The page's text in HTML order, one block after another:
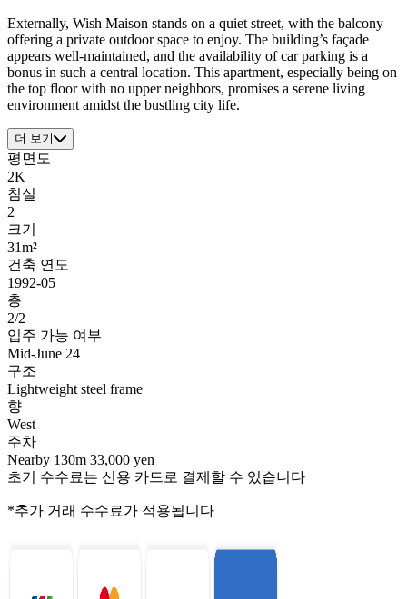
Externally, Wish Maison stands on a quiet street, with the balcony
offering a private outdoor space to enjoy. The building’s façade
appears well-maintained, and the availability of car parking is a
bonus in such a central location. This apartment, especially being on
the top floor with no upper neighbors, promises a serene living
environment amidst the bustling city life.
더 보기
평면도
2K
침실
2
크기
31m²
건축 연도
1992-05
층
2/2
입주 가능 여부
Mid-June 24
구조
Lightweight steel frame
향
West
주차
Nearby 130m 33,000 yen
초기 수수료는 신용 카드로 결제할 수 있습니다
*추가 거래 수수료가 적용됩니다